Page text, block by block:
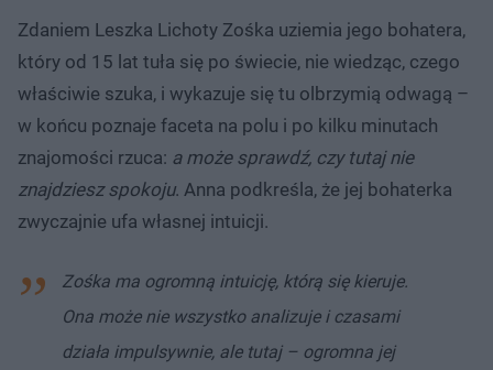
Zdaniem Leszka Lichoty Zośka uziemia jego bohatera,
który od 15 lat tuła się po świecie, nie wiedząc, czego
właściwie szuka, i wykazuje się tu olbrzymią odwagą –
w końcu poznaje faceta na polu i po kilku minutach
znajomości rzuca: a może sprawdź, czy tutaj nie
znajdziesz spokoju. Anna podkreśla, że jej bohaterka
zwyczajnie ufa własnej intuicji.
Zośka ma ogromną intuicję, którą się kieruje.
Ona może nie wszystko analizuje i czasami
działa impulsywnie, ale tutaj – ogromna jej